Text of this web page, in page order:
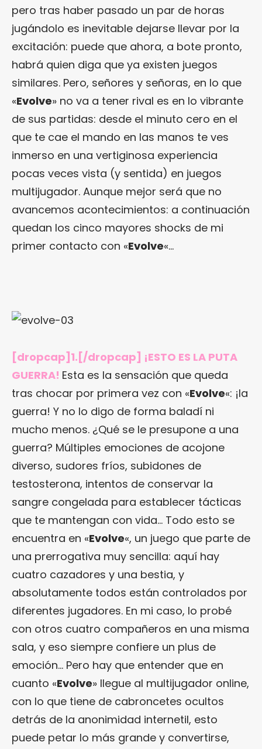
pero tras haber pasado un par de horas
jugándolo es inevitable dejarse llevar por la
excitación: puede que ahora, a bote pronto,
habrá quien diga que ya existen juegos
similares. Pero, señores y señoras, en lo que
«Evolve» no va a tener rival es en lo vibrante
de sus partidas: desde el minuto cero en el
que te cae el mando en las manos te ves
inmerso en una vertiginosa experiencia
pocas veces vista (y sentida) en juegos
multijugador. Aunque mejor será que no
avancemos acontecimientos: a continuación
quedan los cinco mayores shocks de mi
primer contacto con «Evolve«…
[dropcap]1.[/dropcap] ¡ESTO ES LA PUTA
GUERRA! Esta es la sensación que queda
tras chocar por primera vez con «Evolve«: ¡la
guerra! Y no lo digo de forma baladí ni
mucho menos. ¿Qué se le presupone a una
guerra? Múltiples emociones de acojone
diverso, sudores fríos, subidones de
testosterona, intentos de conservar la
sangre congelada para establecer tácticas
que te mantengan con vida… Todo esto se
encuentra en «Evolve«, un juego que parte de
una prerrogativa muy sencilla: aquí hay
cuatro cazadores y una bestia, y
absolutamente todos están controlados por
diferentes jugadores. En mi caso, lo probé
con otros cuatro compañeros en una misma
sala, y eso siempre confiere un plus de
emoción… Pero hay que entender que en
cuanto «Evolve» llegue al multijugador online,
con lo que tiene de cabroncetes ocultos
detrás de la anonimidad internetil, esto
puede petar lo más grande y convertirse,